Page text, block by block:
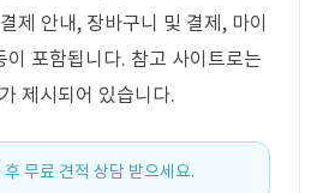
제 안내, 장바구니 및 결제, 마이
이 포함됩니다. 참고 사이트로는
제시되어 있습니다.
무료 견적 상담 받으세요.